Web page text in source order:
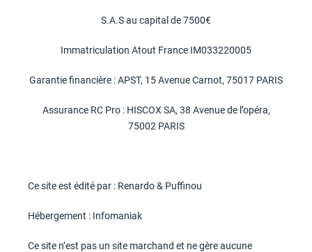
S.A.S au capital de 7500€
Immatriculation Atout France IM033220005
Garantie financière : APST, 15 Avenue Carnot, 75017 PARIS
Assurance RC Pro : HISCOX SA, 38 Avenue de l’opéra,
75002 PARIS
Ce site est édité par : Renardo & Puffinou
Hébergement : Infomaniak
Ce site n’est pas un site marchand et ne gère aucune